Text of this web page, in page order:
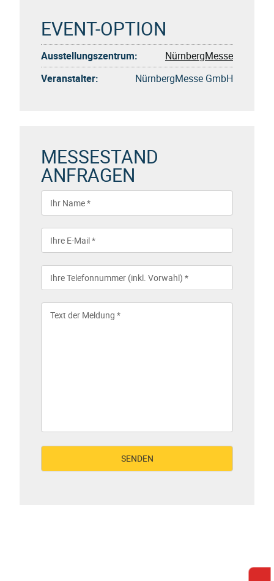
EVENT-OPTION
Ausstellungszentrum:
NürnbergMesse
Veranstalter:
NürnbergMesse GmbH
MESSESTAND
ANFRAGEN